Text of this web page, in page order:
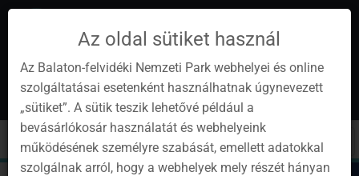
Instagram
YoutubeFacebookProgramok
Newsletter
de
Toggle
cart
Toggle
navigation
Anmelden
Az oldal sütiket használ
Az Balaton-felvidéki Nemzeti Park webhelyei és online
szolgáltatásai esetenként használhatnak úgynevezett
„sütiket”. A sütik teszik lehetővé például a
bevásárlókosár használatát és webhelyeink
működésének személyre szabását, emellett adatokkal
szolgálnak arról, hogy a webhelyek mely részét hányan